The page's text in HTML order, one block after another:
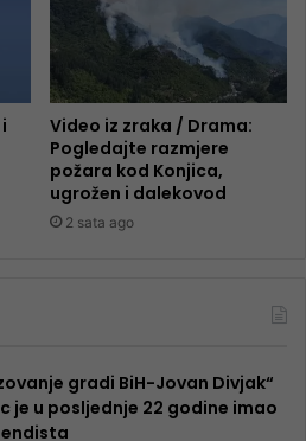
Video iz zraka / Drama:
Pogledajte razmjere
požara kod Konjica,
ugrožen i dalekovod
2 sata ago
gradi BiH-Jovan Divjak“
je u posljednje 22 godine imao